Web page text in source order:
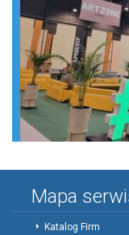
Mapa
Katalog Firm